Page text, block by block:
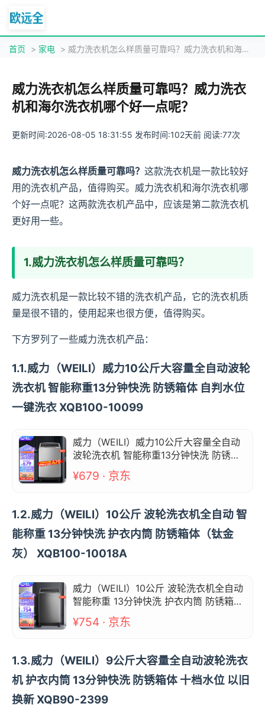
首页 > 家电 > 威力洗衣机怎么样质量可靠吗？威力洗衣机和海尔洗衣机哪个好一点呢？
威力洗衣机怎么样质量可靠吗？威力洗衣
机和海尔洗衣机哪个好一点呢？
更新时间:2026-08-05 18:31:55 发布时间:102天前 阅读:77次
威力洗衣机怎么样质量可靠吗？ 这款洗衣机是一款比较好
用的洗衣机产品，值得购买。威力洗衣机和海尔洗衣机哪
个好一点呢？这两款洗衣机产品中，应该是第二款洗衣机
更好用一些。
1.威力洗衣机怎么样质量可靠吗？
威力洗衣机是一款比较不错的洗衣机产品，它的洗衣机质
量是很不错的，使用起来也很方便，值得购买。
下方罗列了一些威力洗衣机产品：
1.1.威力（WEILI）威力10公斤大容量全自动波轮
洗衣机 智能称重13分钟快洗 防锈箱体 自判水位
一键洗衣 XQB100-10099
威力（WEILI）威力10公斤大容量全自动
波轮洗衣机 智能称重13分钟快洗 防锈箱
体 自判水位一键洗衣 XQB100-10099
¥679 · 京东
1.2.威力（WEILI）10公斤 波轮洗衣机全自动 智
能称重 13分钟快洗 护衣内筒 防锈箱体（钛金
灰） XQB100-10018A
威力（WEILI）10公斤 波轮洗衣机全自动
智能称重 13分钟快洗 护衣内筒 防锈箱体
（钛金灰） XQB100-10018A
¥754 · 京东
1.3.威力（WEILI）9公斤大容量全自动波轮洗衣
机 护衣内筒 13分钟快洗 防锈箱体 十档水位 以旧
换新 XQB90-2399